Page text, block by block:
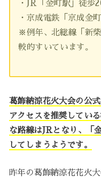
・JR「金町駅」徒歩
・京成電鉄「京成金
※例年、北総線「新
較的すいています。
葛飾納涼花火大会の公
アクセスを推奨してい
な路線はJRとなり、「
してしまうようです。
昨年の葛飾納涼花花火